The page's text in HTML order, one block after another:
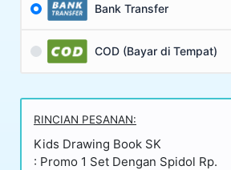
Bank Transfer
COD (Bayar di Tempat)
RINCIAN PESANAN:
Kids Drawing Book SK
: Promo 1 Set Dengan Spidol Rp.